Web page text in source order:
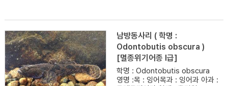
남방동사리 ( 학명 :
Odontobutis obscura )
[멸종위기어종 I급]
학명 : Odontobutis obscura
영명 :목 : 잉어목과 : 잉어과 아과 :